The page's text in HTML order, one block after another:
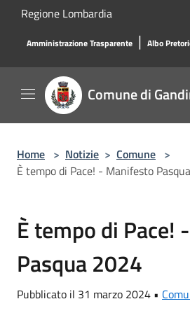
Salta al contenuto principale
Regione Lombardia
Amministrazione Trasparente | Albo
Comune di
Home > Notizie > Comune >
È tempo di Pace! - Manifesto
È tempo di Pace!
Pasqua 2024
Pubblicato il 31 marzo 2024 •